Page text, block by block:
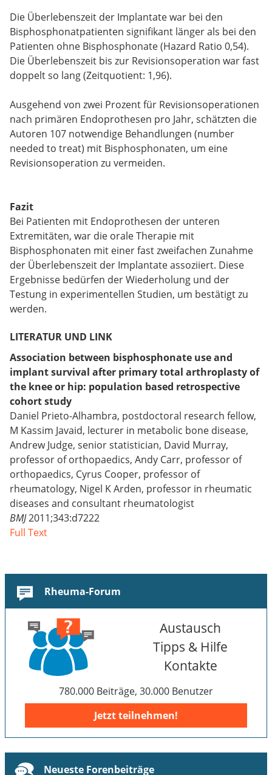
Die Überlebenszeit der Implantate war bei den
Bisphosphonatpatienten signifikant länger als bei den
Patienten ohne Bisphosphonate (Hazard Ratio 0,54).
Die Überlebenszeit bis zur Revisionsoperation war fast
doppelt so lang (Zeitquotient: 1,96).
Ausgehend von zwei Prozent für Revisionsoperationen
nach primären Endoprothesen pro Jahr, schätzten die
Autoren 107 notwendige Behandlungen (number
needed to treat) mit Bisphosphonaten, um eine
Revisionsoperation zu vermeiden.
Fazit
Bei Patienten mit Endoprothesen der unteren
Extremitäten, war die orale Therapie mit
Bisphosphonaten mit einer fast zweifachen Zunahme
der Überlebenszeit der Implantate assoziiert. Diese
Ergebnisse bedürfen der Wiederholung und der
Testung in experimentellen Studien, um bestätigt zu
werden.
LITERATUR UND LINK
Association between bisphosphonate use and
implant survival after primary total arthroplasty of
the knee or hip: population based retrospective
cohort study
Daniel Prieto-Alhambra, postdoctoral research fellow,
M Kassim Javaid, lecturer in metabolic bone disease,
Andrew Judge, senior statistician, David Murray,
professor of orthopaedics, Andy Carr, professor of
orthopaedics, Cyrus Cooper, professor of
rheumatology, Nigel K Arden, professor in rheumatic
diseases and consultant rheumatologist
BMJ2011;343:d7222
Full Text
Rheuma-Forum
Austausch
Tipps & Hilfe
Kontakte
780.000 Beiträge, 30.000 Benutzer
Jetzt teilnehmen!
Neueste Forenbeiträge